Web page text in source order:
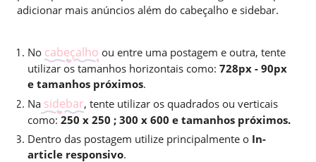
adicionar mais anúncios além do cabeçalho e sidebar.
No cabeçalho ou entre uma postagem e outra, tente
utilizar os tamanhos horizontais como: 728px - 90px
e tamanhos próximos.
Nasidebar, tente utilizar os quadrados ou verticais
como: 250 x 250 ; 300 x 600 e tamanhos próximos.
Dentro das postagem utilize principalmente o In-
article responsivo.